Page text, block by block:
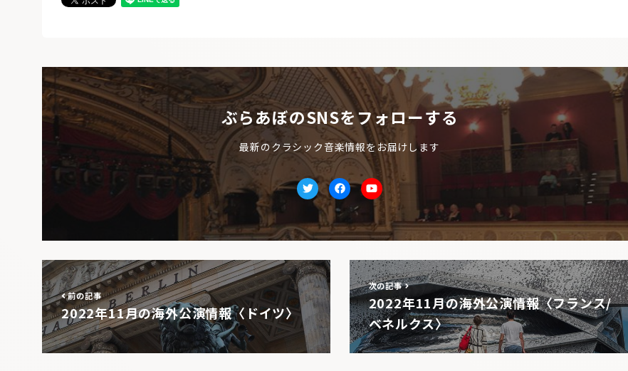
ぶらあぼのSNSをフォローする
最新のクラシック音楽情報をお届けします
TwitterfacebookYoutube
前の記事
2022年11月の海外公演情報〈ドイツ〉
次の記事
2022年11月の海外公演情報〈フランス/
ベネルクス〉